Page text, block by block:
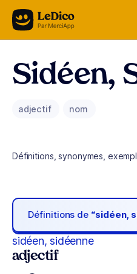
Aller au contenu
Sidéen,
adjectif nom
Définitions, synonymes,
Définitions de “sidéen,
sidéen, sidéenne
adjectif